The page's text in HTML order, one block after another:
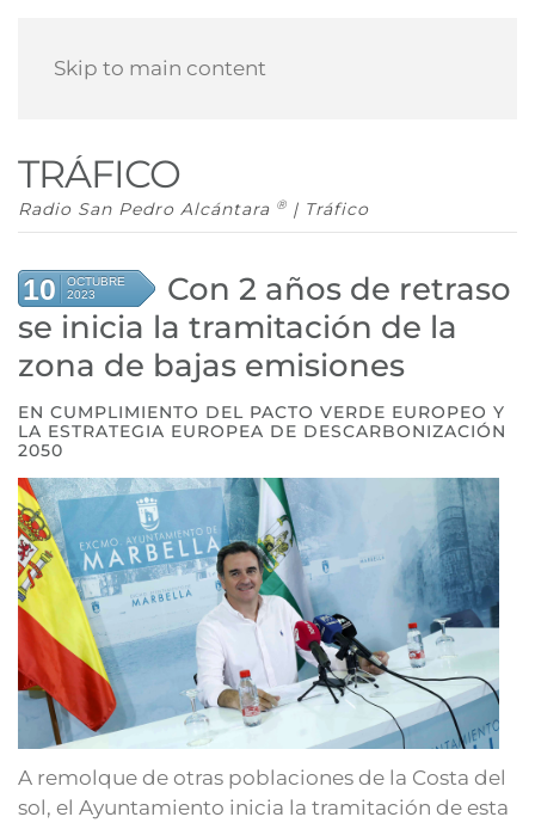
Skip to main content
TRÁFICO
Radio San Pedro Alcántara ® | Tráfico
10
OCTUBRE
2023
Con 2 años de retraso
se inicia la tramitación de la
zona de bajas emisiones
EN CUMPLIMIENTO DEL PACTO VERDE EUROPEO Y
LA ESTRATEGIA EUROPEA DE DESCARBONIZACIÓN
2050
A remolque de otras poblaciones de la Costa del
sol, el Ayuntamiento inicia la tramitación de esta